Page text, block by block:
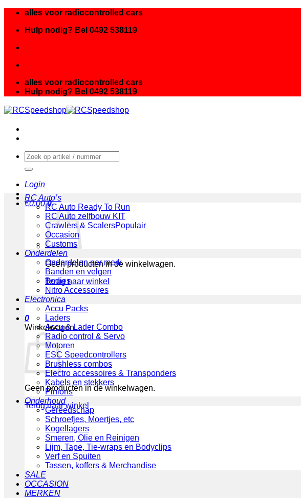
inhoud
alles voor radiocontrolled cars
Hulp nodig? Bel 0492 538119
alles voor radiocontrolled cars
Hulp nodig? Bel 0492 538119
Zoeken
naar:
Login
€0.00 0
Geen producten in de winkelwagen.
Terug naar winkel
0
Winkelwagen
Geen producten in de winkelwagen.
Terug naar winkel
RC Auto’s
RC Auto Ready To Run
RC Auto zelfbouw KIT
Crawlers & Scalers
Occasion
Customs
Onderdelen
Onderdelen per merk
Banden en velgen
Bodies
Nitro Accessoires
Electronica
Accu Packs
Laders
Accu & Lader Combo
Radio control & Servo
Motoren
ESC Speedcontrollers
Brushless combos
Electro accessoires & Transponders
Kabels en stekkers
Pinions
Onderhoud
Gereedschap
Schroefjes, Moertjes, etc
Kogellagers
Smeren, Olie en Reinigen
Lijm, Tape, Tie-wraps en Bodyclips
Verf en Spuiten
Tassen, koffers & Merchandise
SALE
OCCASION
MERKEN